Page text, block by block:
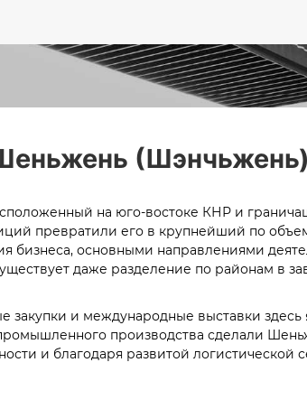
(Шэнчьжень)
на юго-востоке КНР и
превратили его в крупнейший по
бизнеса, основными направлениями
даже разделение по районам в
закупки и международные выставки
производства сделали
и благодаря развитой логистической